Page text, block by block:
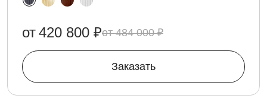
484 000 ₽
от420 800 ₽
Заказать